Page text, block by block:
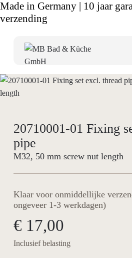
Made in Germany | 10 jaar
verzending
20710001-01 Fixing
pipe
M32, 50 mm screw nut length
Klaar voor onmiddellijke
ongeveer 1-3 werkdagen)
€ 17,00
Inclusief belasting